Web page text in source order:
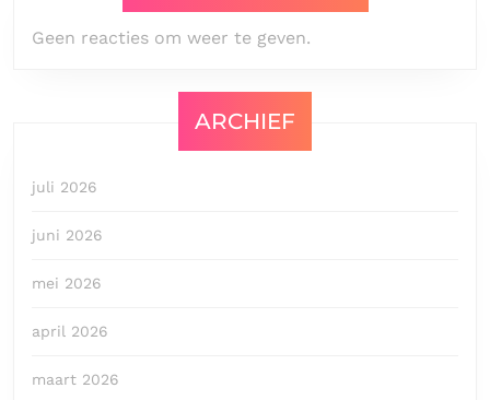
Geen reacties om weer te geven.
ARCHIEF
juli 2026
juni 2026
mei 2026
april 2026
maart 2026